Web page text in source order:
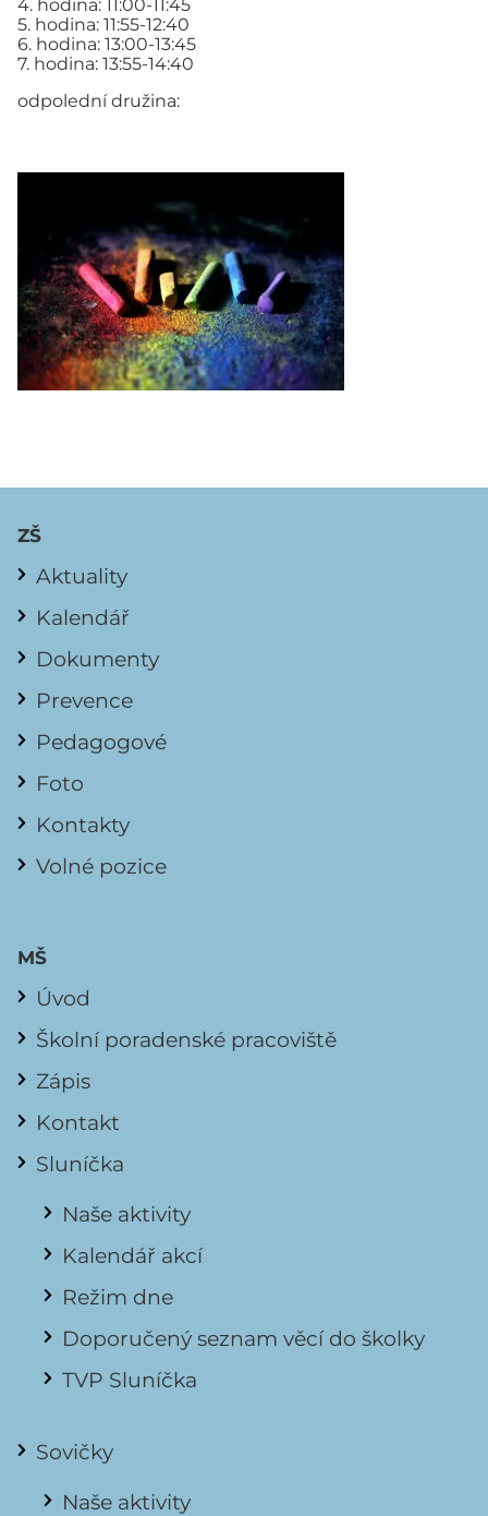
4. hodina: 11:00-11:45
5. hodina: 11:55-12:40
6. hodina: 13:00-13:45
7. hodina: 13:55-14:40
odpolední družina:
ZŠ
Aktuality
Kalendář
Dokumenty
Prevence
Pedagogové
Foto
Kontakty
Volné pozice
MŠ
Úvod
Školní poradenské pracoviště
Zápis
Kontakt
Sluníčka
Naše aktivity
Kalendář akcí
Režim dne
Doporučený seznam věcí do školky
TVP Sluníčka
Sovičky
Naše aktivity